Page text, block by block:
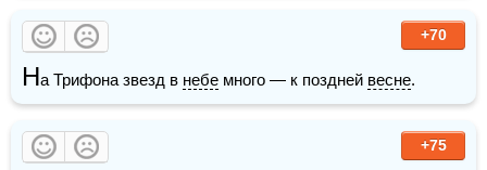
+70
На Трифона звезд в небе много — к поздней весне.
+75